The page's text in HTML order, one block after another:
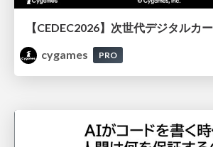
cygames
PRO